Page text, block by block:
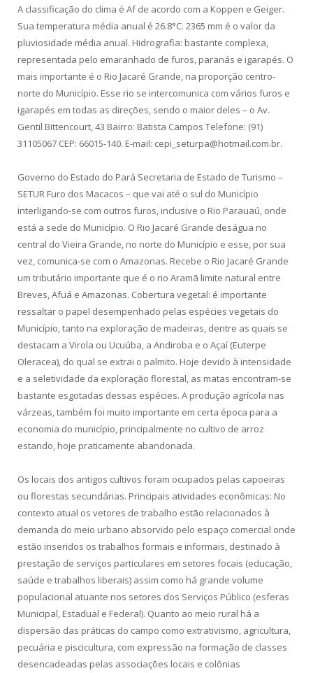
A classificação do clima é Af de acordo com a Koppen e Geiger.
Sua temperatura média anual é 26.8°C. 2365 mm é o valor da
pluviosidade média anual. Hidrografia: bastante complexa,
representada pelo emaranhado de furos, paranás e igarapés. O
mais importante é o Rio Jacaré Grande, na proporção centro-
norte do Município. Esse rio se intercomunica com vários furos e
igarapés em todas as direções, sendo o maior deles – o Av.
Gentil Bittencourt, 43 Bairro: Batista Campos Telefone: (91)
31105067 CEP: 66015-140. E-mail: cepi_seturpa@hotmail.com.br.
Governo do Estado do Pará Secretaria de Estado de Turismo –
SETUR Furo dos Macacos – que vai até o sul do Município
interligando-se com outros furos, inclusive o Rio Parauaú, onde
está a sede do Município. O Rio Jacaré Grande deságua no
central do Vieira Grande, no norte do Município e esse, por sua
vez, comunica-se com o Amazonas. Recebe o Rio Jacaré Grande
um tributário importante que é o rio Aramã limite natural entre
Breves, Afuá e Amazonas. Cobertura vegetal: é importante
ressaltar o papel desempenhado pelas espécies vegetais do
Município, tanto na exploração de madeiras, dentre as quais se
destacam a Virola ou Ucuúba, a Andiroba e o Açaí (Euterpe
Oleracea), do qual se extrai o palmito. Hoje devido à intensidade
e a seletividade da exploração florestal, as matas encontram-se
bastante esgotadas dessas espécies. A produção agrícola nas
várzeas, também foi muito importante em certa época para a
economia do município, principalmente no cultivo de arroz
estando, hoje praticamente abandonada.
Os locais dos antigos cultivos foram ocupados pelas capoeiras
ou florestas secundárias. Principais atividades econômicas: No
contexto atual os vetores de trabalho estão relacionados à
demanda do meio urbano absorvido pelo espaço comercial onde
estão inseridos os trabalhos formais e informais, destinado à
prestação de serviços particulares em setores focais (educação,
saúde e trabalhos liberais) assim como há grande volume
populacional atuante nos setores dos Serviços Público (esferas
Municipal, Estadual e Federal). Quanto ao meio rural há a
dispersão das práticas do campo como extrativismo, agricultura,
pecuária e piscicultura, com expressão na formação de classes
desencadeadas pelas associações locais e colônias